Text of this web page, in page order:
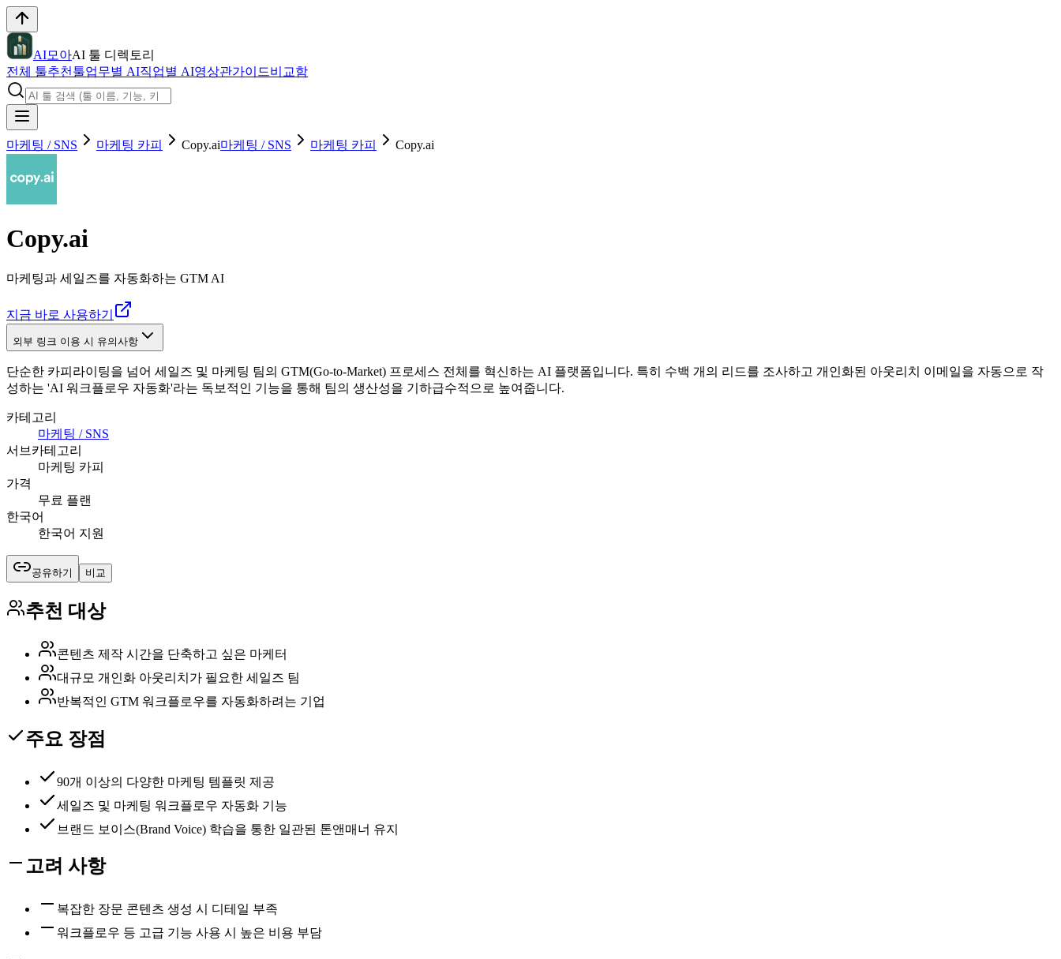
AI모아AI 툴 디렉토리
전체 툴추천툴업무별 AI직업별 AI영상관가이드비교함
마케팅 / SNS 마케팅 카피 Copy.ai마케팅 / SNS 마케팅 카피 Copy.ai
Copy.ai
마케팅과 세일즈를 자동화하는 GTM AI
지금 바로 사용하기
외부 링크 이용 시 유의사항
단순한 카피라이팅을 넘어 세일즈 및 마케팅 팀의 GTM(Go-to-Market) 프로세스 전체를 혁신하는 AI 플랫폼입니다. 특히 수백 개의 리드를 조사하고 개인화된 아웃리치 이메일을 자동으로 작
성하는 'AI 워크플로우 자동화'라는 독보적인 기능을 통해 팀의 생산성을 기하급수적으로 높여줍니다.
카테고리
마케팅 / SNS
서브카테고리
마케팅 카피
가격
무료 플랜
한국어
한국어 지원
공유하기 비교
추천 대상
콘텐츠 제작 시간을 단축하고 싶은 마케터
대규모 개인화 아웃리치가 필요한 세일즈 팀
반복적인 GTM 워크플로우를 자동화하려는 기업
주요 장점
90개 이상의 다양한 마케팅 템플릿 제공
세일즈 및 마케팅 워크플로우 자동화 기능
브랜드 보이스(Brand Voice) 학습을 통한 일관된 톤앤매너 유지
고려 사항
복잡한 장문 콘텐츠 생성 시 디테일 부족
워크플로우 등 고급 기능 사용 시 높은 비용 부담